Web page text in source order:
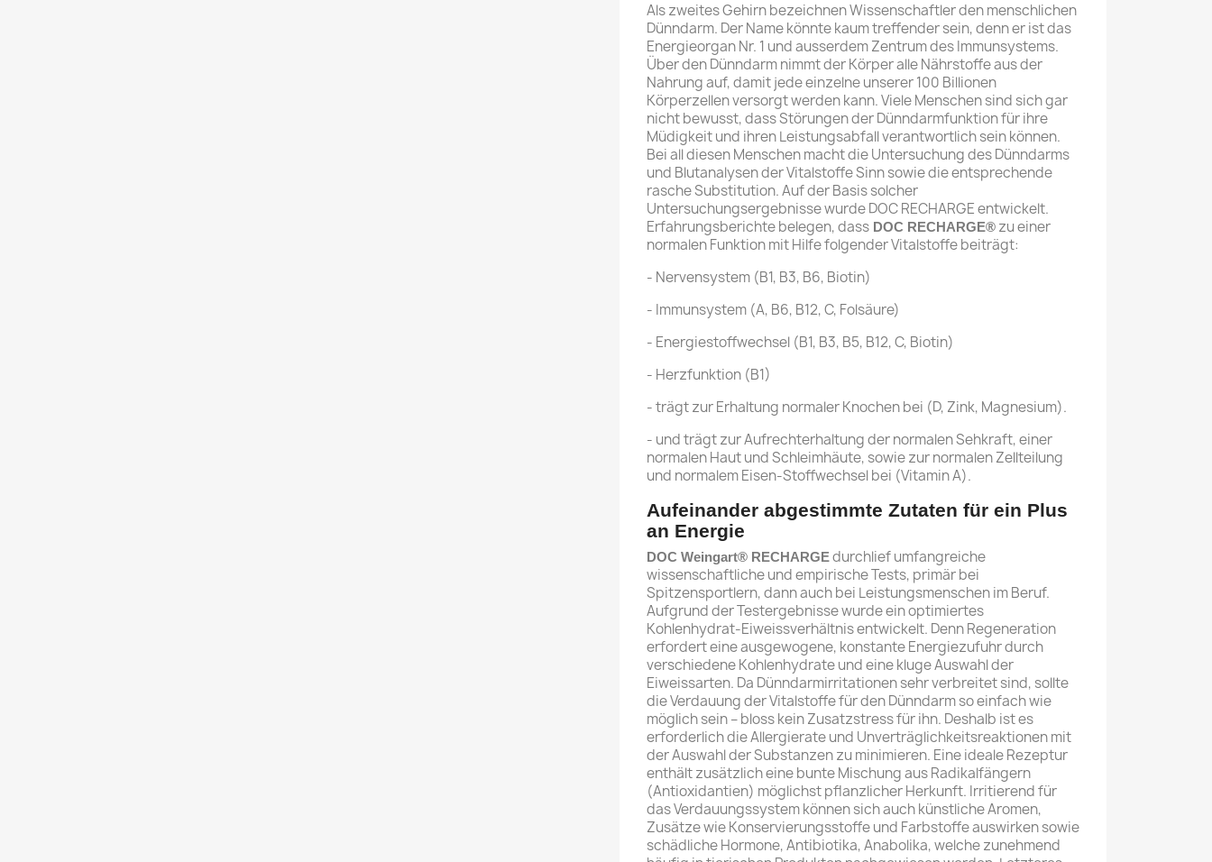
Als zweites Gehirn bezeichnen Wissenschaftler den menschlichen
Dünndarm. Der Name könnte kaum treffender sein, denn er ist das
Energieorgan Nr. 1 und ausserdem Zentrum des Immunsystems.
Über den Dünndarm nimmt der Körper alle Nährstoffe aus der
Nahrung auf, damit jede einzelne unserer 100 Billionen
Körperzellen versorgt werden kann. Viele Menschen sind sich gar
nicht bewusst, dass Störungen der Dünndarmfunktion für ihre
Müdigkeit und ihren Leistungsabfall verantwortlich sein können.
Bei all diesen Menschen macht die Untersuchung des Dünndarms
und Blutanalysen der Vitalstoffe Sinn sowie die entsprechende
rasche Substitution. Auf der Basis solcher
Untersuchungsergebnisse wurde DOC RECHARGE entwickelt.
Erfahrungsberichte belegen, dass DOC RECHARGE® zu einer
normalen Funktion mit Hilfe folgender Vitalstoffe beiträgt:
- Nervensystem (B1, B3, B6, Biotin)
- Immunsystem (A, B6, B12, C, Folsäure)
- Energiestoffwechsel (B1, B3, B5, B12, C, Biotin)
- Herzfunktion (B1)
- trägt zur Erhaltung normaler Knochen bei (D, Zink, Magnesium).
- und trägt zur Aufrechterhaltung der normalen Sehkraft, einer
normalen Haut und Schleimhäute, sowie zur normalen Zellteilung
und normalem Eisen-Stoffwechsel bei (Vitamin A).
Aufeinander abgestimmte Zutaten für ein Plus
an Energie
DOC Weingart® RECHARGEdurchlief umfangreiche
wissenschaftliche und empirische Tests, primär bei
Spitzensportlern, dann auch bei Leistungsmenschen im Beruf.
Aufgrund der Testergebnisse wurde ein optimiertes
Kohlenhydrat-Eiweissverhältnis entwickelt. Denn Regeneration
erfordert eine ausgewogene, konstante Energiezufuhr durch
verschiedene Kohlenhydrate und eine kluge Auswahl der
Eiweissarten. Da Dünndarmirritationen sehr verbreitet sind, sollte
die Verdauung der Vitalstoffe für den Dünndarm so einfach wie
möglich sein – bloss kein Zusatzstress für ihn. Deshalb ist es
erforderlich die Allergierate und Unverträglichkeitsreaktionen mit
der Auswahl der Substanzen zu minimieren. Eine ideale Rezeptur
enthält zusätzlich eine bunte Mischung aus Radikalfängern
(Antioxidantien) möglichst pflanzlicher Herkunft. Irritierend für
das Verdauungssystem können sich auch künstliche Aromen,
Zusätze wie Konservierungsstoffe und Farbstoffe auswirken sowie
schädliche Hormone, Antibiotika, Anabolika, welche zunehmend